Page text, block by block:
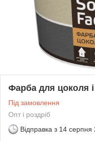
Фарба для цоколя
Під замовлення
Опт і роздріб
Відправка з 14 серпня